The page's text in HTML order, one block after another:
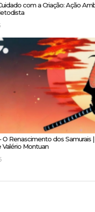
com a Criação: Ação
O Renascimento dos Samurais
Montuan